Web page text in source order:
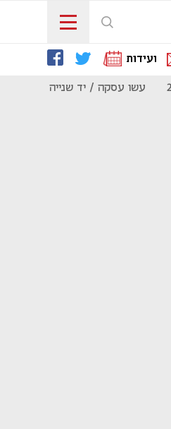
ועידות
עשו עסקה / יד שנייה